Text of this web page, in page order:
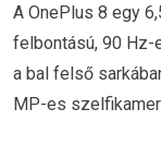
A OnePlus 8 egy
felbontású, 90 Hz-
a bal felső
MP-es